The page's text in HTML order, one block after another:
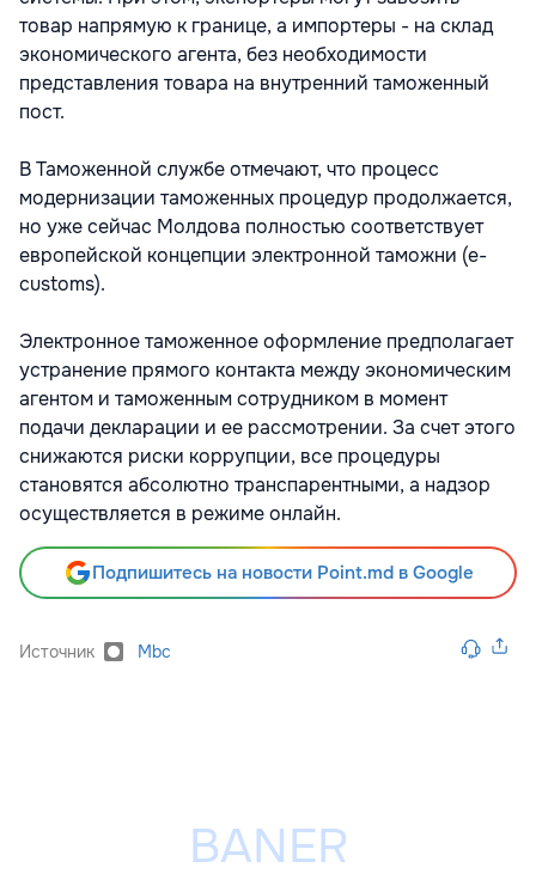
товар напрямую к границе, а импортеры - на склад
экономического агента, без необходимости
представления товара на внутренний таможенный
пост.
В Таможенной службе отмечают, что процесс
модернизации таможенных процедур продолжается,
но уже сейчас Молдова полностью соответствует
европейской концепции электронной таможни (e-
customs).
Электронное таможенное оформление предполагает
устранение прямого контакта между экономическим
агентом и таможенным сотрудником в момент
подачи декларации и ее рассмотрении. За счет этого
снижаются риски коррупции, все процедуры
становятся абсолютно транспарентными, а надзор
осуществляется в режиме онлайн.
Подпишитесь на новости Point.md в Google
Источник Mbc